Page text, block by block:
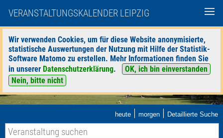
VERANSTALTUNGSKALENDER LEIPZIG
Wir verwenden Cookies, um für diese Website anonymisierte,
statistische Auswertungen der Nutzung mit Hilfe der Statistik-
Software Matomo zu erstellen. Mehr Informationen finden Sie
in unserer Datenschutzerklärung.
OK, ich bin einverstanden
Nein, bitte nicht
heute | morgen | Detaillierte Suche